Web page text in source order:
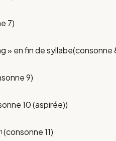
7)
» en fin de syllabe(consonne
9)
10 (aspirée))
(consonne 11)